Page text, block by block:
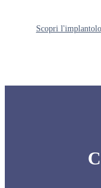
Scopri